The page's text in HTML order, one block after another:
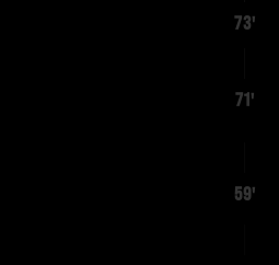
73'
71'
59'